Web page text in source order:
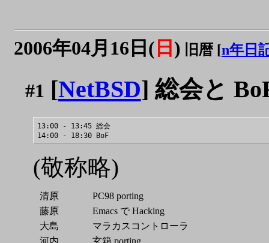
2006年04月16日( 日 ) 旧暦 [n年日
#1 [NetBSD] 総会と
13:00 - 13:45 総会
(敬称略)
清原
PC98 porting
藤原
Emacs で Hacking
大島
マラカスコントローラ
河内
玄箱 porting